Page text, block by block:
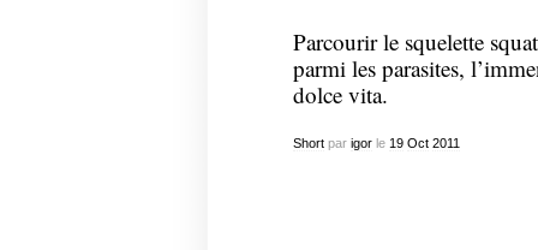
Parcourir le squelette
parmi les parasites,
dolce vita.
Shortpar igorle 19 Oct 2011